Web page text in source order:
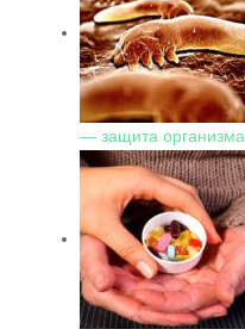
— защита организма